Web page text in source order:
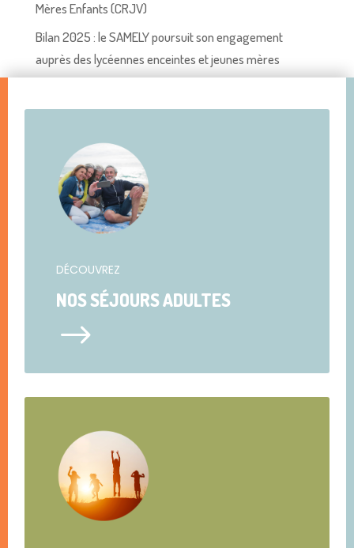
Mères Enfants (CRJV)
Bilan 2025 : le SAMELY poursuit son engagement
auprès des lycéennes enceintes et jeunes mères
DÉCOUVREZ
NOS SÉJOURS ADULTES
$